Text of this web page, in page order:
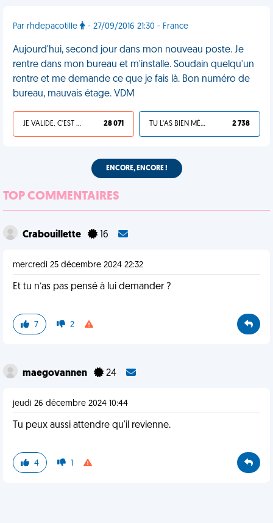
Par rhdepacotille - 27/09/2016 21:30 - France
Aujourd'hui, second jour dans mon nouveau poste. Je
rentre dans mon bureau et m'installe. Soudain quelqu'un
rentre et me demande ce que je fais là. Bon numéro de
bureau, mauvais étage. VDM
JE VALIDE, C'EST UNE VDM 28 071 TU L'AS BIEN MÉRITÉ 2 738
ENCORE, ENCORE !
TOP COMMENTAIRES
Crabouillette 16
mercredi 25 décembre 2024 22:32
Et tu n’as pas pensé à lui demander ?
7 2
maegovannen 24
jeudi 26 décembre 2024 10:44
Tu peux aussi attendre qu'il revienne.
4 1